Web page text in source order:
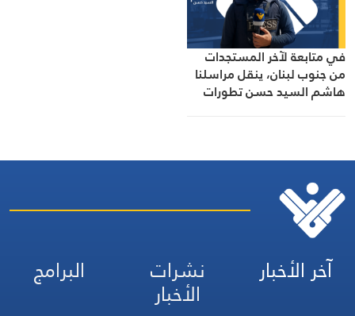
في متابعة لآخر المستجدات
من جنوب لبنان، ينقل مراسلنا
هاشم السيد حسن تطورات
آخر الأخبار نشرات
الأخبار
البرامج